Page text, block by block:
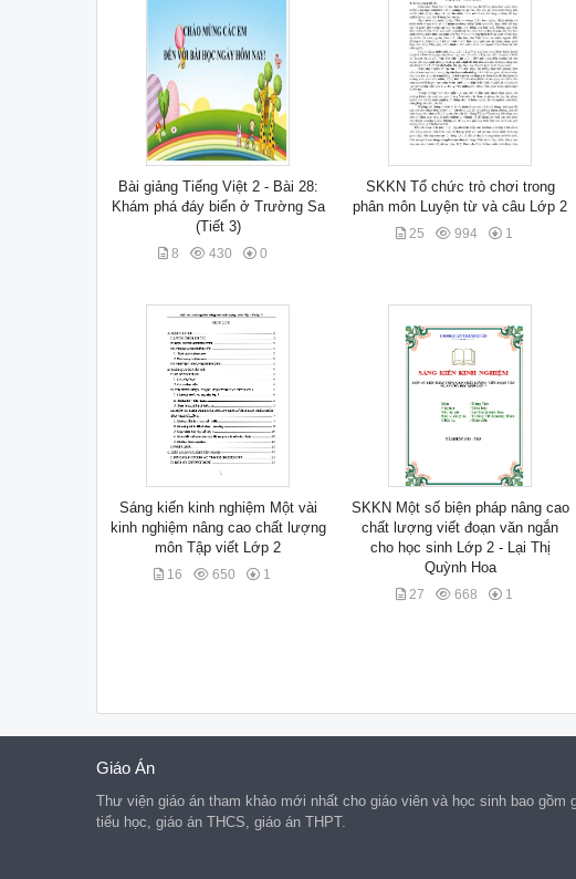
Bài giảng Tiếng Việt 2 - Bài 28:
Khám phá đáy biển ở Trường Sa
(Tiết 3)
8 430 0
SKKN Tổ chức trò chơi trong
phân môn Luyện từ và câu Lớp 2
25 994 1
Sáng kiến kinh nghiệm Một vài
kinh nghiệm nâng cao chất lượng
môn Tập viết Lớp 2
16 650 1
SKKN Một số biện pháp nâng cao
chất lượng viết đoạn văn ngắn
cho học sinh Lớp 2 - Lại Thị
Quỳnh Hoa
27 668 1
Giáo Án
Thư viện giáo án tham khảo mới nhất cho giáo viên và học sinh bao gồm
tiểu học, giáo án THCS, giáo án THPT.